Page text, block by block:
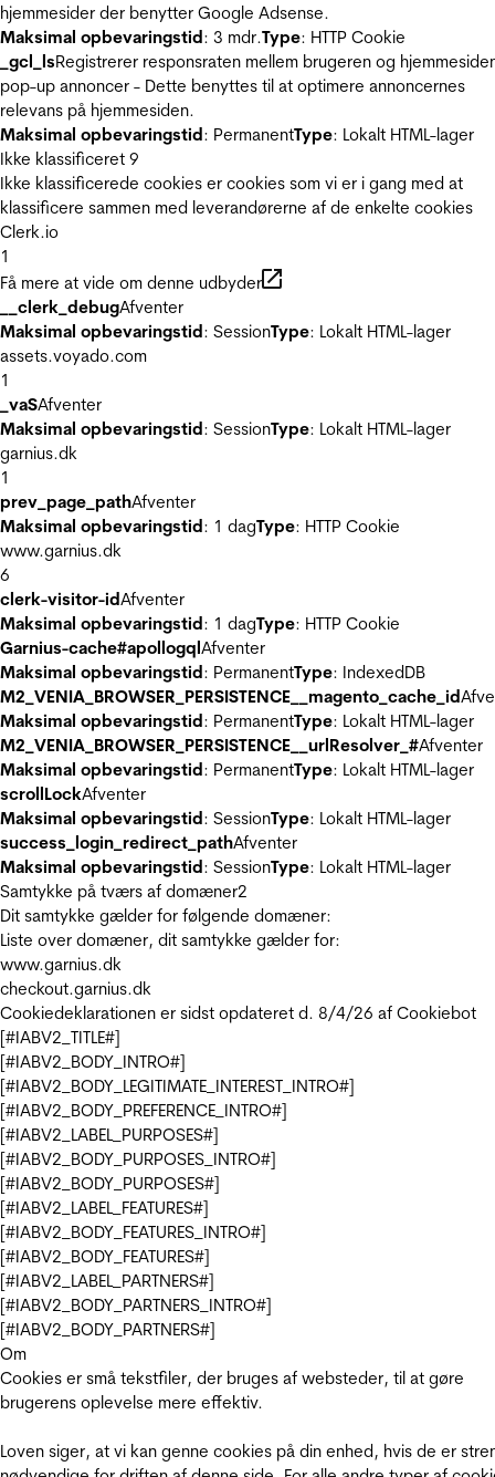
hjemmesider der benytter Google Adsense.
Maksimal opbevaringstid: 3 mdr.Type: HTTP Cookie
_gcl_lsRegistrerer responsraten mellem brugeren og
pop-up annoncer - Dette benyttes til at optimere annoncernes
relevans på hjemmesiden.
Maksimal opbevaringstid: PermanentType: Lokalt HTML-lager
Ikke klassificeret 9
Ikke klassificerede cookies er cookies som vi er i gang med at
klassificere sammen med leverandørerne af de enkelte cookies
Clerk.io
1
Få mere at vide om denne udbyder
__clerk_debugAfventer
Maksimal opbevaringstid: SessionType: Lokalt HTML-lager
assets.voyado.com
1
_vaSAfventer
Maksimal opbevaringstid: SessionType: Lokalt HTML-lager
garnius.dk
1
prev_page_pathAfventer
Maksimal opbevaringstid: 1 dagType: HTTP Cookie
www.garnius.dk
6
clerk-visitor-idAfventer
Maksimal opbevaringstid: 1 dagType: HTTP Cookie
Garnius-cache#apollogqlAfventer
Maksimal opbevaringstid: PermanentType: IndexedDB
M2_VENIA_BROWSER_PERSISTENCE__magento_cache_id
Maksimal opbevaringstid: PermanentType: Lokalt HTML-lager
M2_VENIA_BROWSER_PERSISTENCE__urlResolver_#Afventer
Maksimal opbevaringstid: PermanentType: Lokalt HTML-lager
scrollLockAfventer
Maksimal opbevaringstid: SessionType: Lokalt HTML-lager
success_login_redirect_pathAfventer
Maksimal opbevaringstid: SessionType: Lokalt HTML-lager
Samtykke på tværs af domæner2
Dit samtykke gælder for følgende domæner:
Liste over domæner, dit samtykke gælder for:
www.garnius.dk
checkout.garnius.dk
Cookiedeklarationen er sidst opdateret d. 8/4/26 af Cookiebot
[#IABV2_TITLE#]
[#IABV2_BODY_INTRO#]
[#IABV2_BODY_LEGITIMATE_INTEREST_INTRO#]
[#IABV2_BODY_PREFERENCE_INTRO#]
[#IABV2_LABEL_PURPOSES#]
[#IABV2_BODY_PURPOSES_INTRO#]
[#IABV2_BODY_PURPOSES#]
[#IABV2_LABEL_FEATURES#]
[#IABV2_BODY_FEATURES_INTRO#]
[#IABV2_BODY_FEATURES#]
[#IABV2_LABEL_PARTNERS#]
[#IABV2_BODY_PARTNERS_INTRO#]
[#IABV2_BODY_PARTNERS#]
Om
Cookies er små tekstfiler, der bruges af websteder, til at gøre
brugerens oplevelse mere effektiv.
Loven siger, at vi kan genne cookies på din enhed, hvis de er